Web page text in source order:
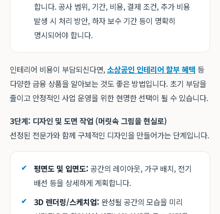
합니다. 공사 범위, 기간, 비용, 결제 조건, 추가 비용
발생 시 처리 방안, 하자 보수 기간 등이 명확히
명시되어야 합니다.
인테리어 비용이 부담되신다면,소상공인 인테리어 할부 혜택 등
다양한 금융 상품을 알아보는 것도 좋은 방법입니다. 초기 부담을
줄이고 안정적인 사업 운영을 위한 현명한 선택이 될 수 있습니다.
3단계: 디자인 및 도면 작업 (머릿속 그림을 현실로)
선정된 전문가와 함께 구체적인 디자인을 만들어가는 단계입니다.
평면도 및 입면도: 공간의 레이아웃, 가구 배치, 전기
배선 등을 상세하게 계획합니다.
3D 렌더링/스케치업: 완성될 공간의 모습을 미리